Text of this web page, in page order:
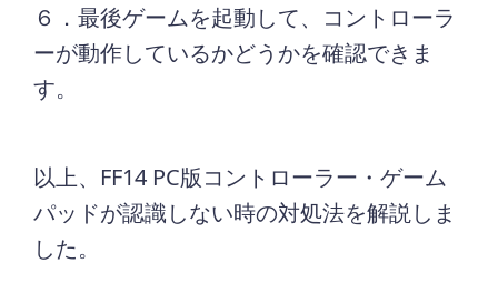
６．最後ゲームを起動して、コントローラ
ーが動作しているかどうかを確認できま
す。
以上、FF14 PC版コントローラー・ゲーム
パッドが認識しない時の対処法を解説しま
した。